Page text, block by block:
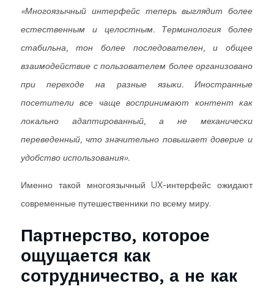
«Многоязычный интерфейс теперь выглядит более
естественным и целостным. Терминология более
стабильна, тон более последователен, и общее
взаимодействие с пользователем более организовано
при переходе на разные языки. Иностранные
посетители все чаще воспринимают контент как
локально адаптированный, а не механически
переведенный, что значительно повышает доверие и
удобство использования».
Именно такой многоязычный UX-интерфейс ожидают
современные путешественники по всему миру.
Партнерство, которое
ощущается как
сотрудничество, а не как